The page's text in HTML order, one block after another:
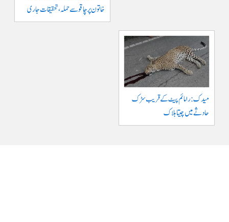
خاتون پر چاقو سے حملہ، تحقیقات جاری
میدک: رامائم پیٹ کے قریب سڑک
حادثے میں چیتا ہلاک